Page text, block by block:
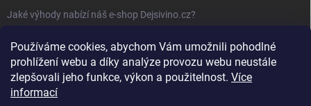
Používáme cookies, abychom Vám umožnili pohodlné
prohlížení webu a díky analýze provozu webu neustále
zlepšovali jeho funkce, výkon a použitelnost. Více
informací
Jaké výhody nabízí náš e-shop Dejsivino.cz?